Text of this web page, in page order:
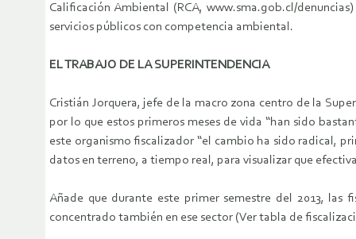
Calificación Ambiental (RCA, www.sma.gob.cl/
servicios públicos con competencia ambiental.
EL TRABAJO DE LA SUPERINTENDENCIA
Cristián Jorquera, jefe de la macro zona centro de la
por lo que estos primeros meses de vida “han sido
este organismo fiscalizador “el cambio ha sido radical,
datos en terreno, a tiempo real, para visualizar que
Añade que durante este primer semestre del 2013, las
concentrado también en ese sector (Ver tabla de